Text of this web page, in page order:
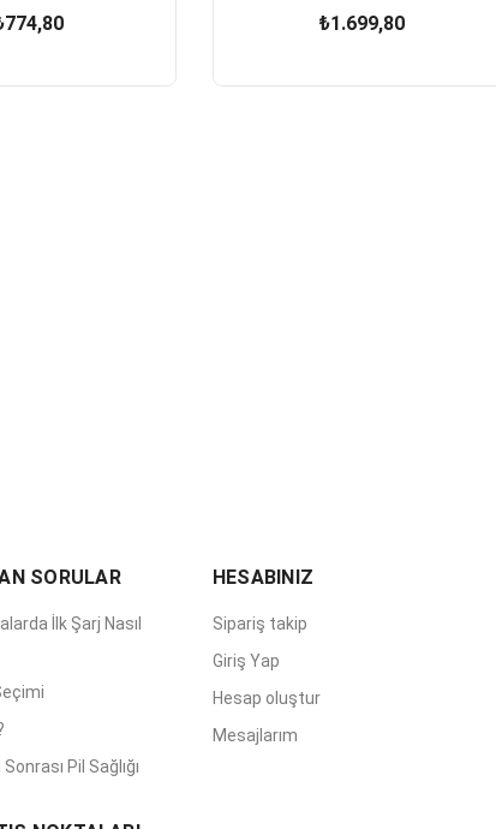
₺1.699,80
SORULAR
İlk Şarj Nasıl
Pil Sağlığı
HESABINIZ
Sipariş takip
Giriş Yap
Hesap oluştur
Mesajlarım